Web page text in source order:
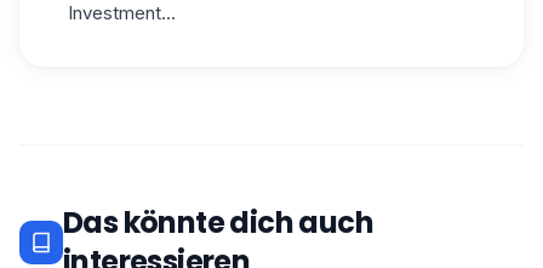
Investment...
Das könnte dich auch